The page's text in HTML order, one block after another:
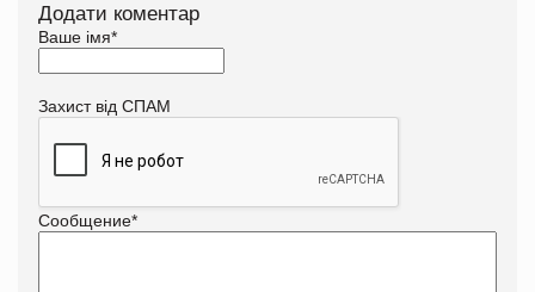
Додати коментар
Ваше імя*
Захист від СПАМ
Сообщение*